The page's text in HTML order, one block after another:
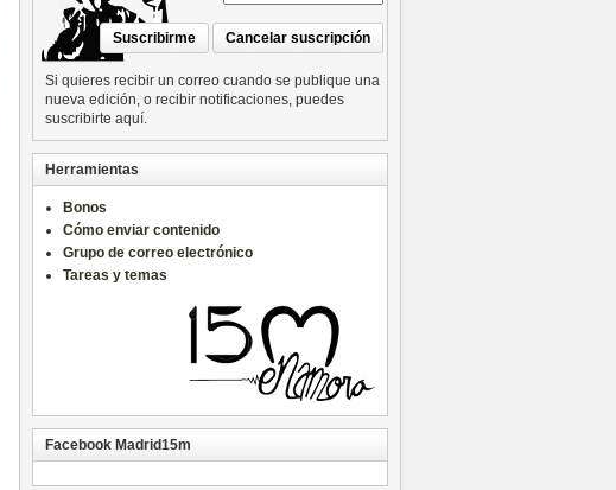
Si quieres recibir un correo cuando se publique una
nueva edición, o recibir notificaciones, puedes
suscribirte aquí.
Herramientas
Bonos
Cómo enviar contenido
Grupo de correo electrónico
Tareas y temas
Facebook Madrid15m